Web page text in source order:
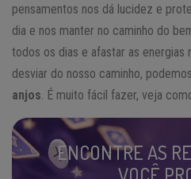
pensamentos nos dá lucidez e
dia e nos manter no caminho do
todos os dias e afastar as energias
desviar do nosso caminho,
anjos . É muito fácil fazer, veja
ENCONTRE AS